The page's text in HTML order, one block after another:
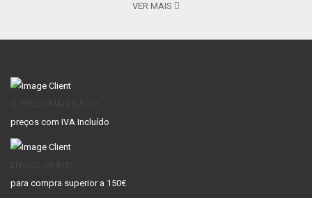
+351 253 069 565 -
CONTA
VER MAIS
preços com IVA Incluído
para compra superior a 150€